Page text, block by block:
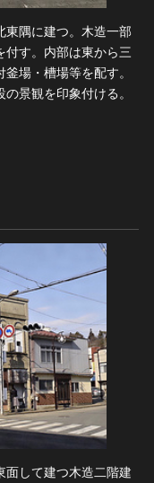
東隅に建つ。木造一部
付す。内部は東から三
場・槽場等を配す。
景観を印象付ける。
面して建つ木造二階建